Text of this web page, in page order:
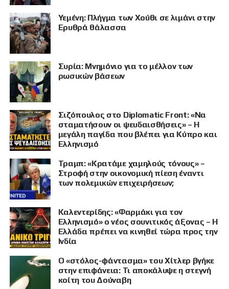
ΠΡΟΒΟΛΗ
Υεμένη: Πλήγμα των Χούθι σε λιμάνι στην
Ερυθρά θάλασσα
Συρία: Μνημόνιο για το μέλλον των
ρωσικών βάσεων
Σιζόπουλος στο Diplomatic Front: «Να
σταματήσουν οι ψευδαισθήσεις» – Η
μεγάλη παγίδα που βλέπει για Κύπρο και
Ελληνισμό
Τραμπ: «Κρατάμε χαμηλούς τόνους» –
Στροφή στην οικονομική πίεση έναντι
των πολεμικών επιχειρήσεων;
Καλεντερίδης: «Φαρμάκι για τον
Ελληνισμό» ο νέος σουνιτικός άξονας – Η
Ελλάδα πρέπει να κινηθεί τώρα προς την
Ινδία
Ο «στόλος-φάντασμα» του Χίτλερ βγήκε
στην επιφάνεια: Τι αποκάλυψε η στεγνή
κοίτη του Δούναβη